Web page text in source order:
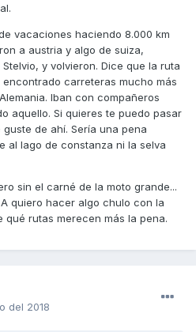
vacaciones haciendo 8.000 km
a austria y algo de suiza,
y volvieron. Dice que la ruta
carreteras mucho más
Iban con compañeros
aquello. Si quieres te puedo pasar
de ahí. Sería una pena
al lago de constanza ni la selva
sin el carné de la moto grande...
quiero hacer algo chulo con la
qué rutas merecen más la pena.
del 2018